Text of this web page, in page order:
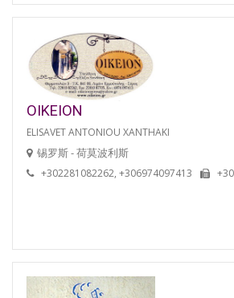
OIKEION
ELISAVET ANTONIOU XANTHAKI
锡罗斯 - 荷莫波利斯
+302281082262, +306974097413